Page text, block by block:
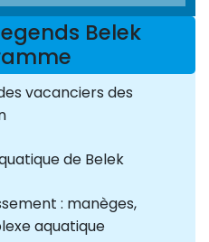
Belek
vacanciers des
de Belek
: manèges,
aquatique